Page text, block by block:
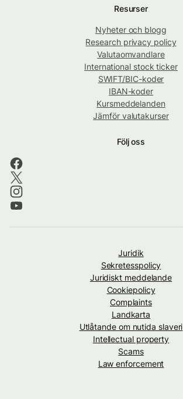
Resurser
Nyheter och blogg
Research privacy policy
Valutaomvandlare
International stock ticker
SWIFT/BIC-koder
IBAN-koder
Kursmeddelanden
Jämför valutakurser
Följ oss
Juridik
Sekretesspolicy
Juridiskt meddelande
Cookiepolicy
Complaints
Landkarta
Utlåtande om nutida slaveri
Intellectual property
Scams
Law enforcement